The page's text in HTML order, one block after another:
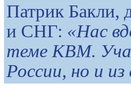
Патрик Бакли,
и СНГ: «Нас
теме КВМ.
России, но и